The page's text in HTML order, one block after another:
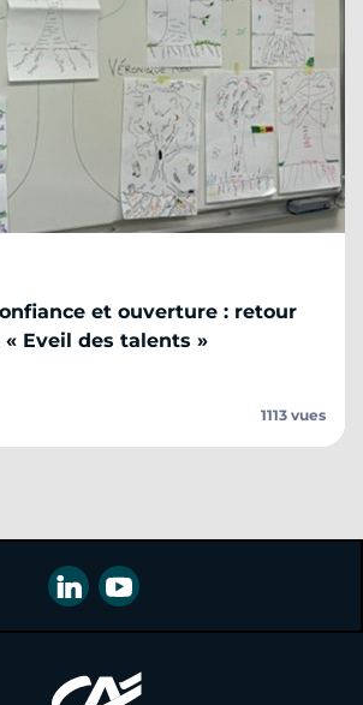
et ouverture : retour
Eveil des talents »
1113 vues